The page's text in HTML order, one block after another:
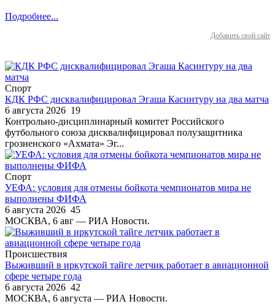
Подробнее...
Добавить свой сайт
Спорт
КДК РФС дисквалифицировал Эгаша Касинтуру на два матча
6 августа 2026 19
Контрольно-дисциплинарный комитет Российского
футбольного союза дисквалифицировал полузащитника
грозненского «Ахмата» Эг...
Спорт
УЕФА: условия для отмены бойкота чемпионатов мира не
выполнены ФИФА
6 августа 2026 45
МОСКВА, 6 авг — РИА Новости.
Происшествия
Выживший в иркутской тайге летчик работает в авиационной
сфере четыре года
6 августа 2026 42
МОСКВА, 6 августа — РИА Новости.